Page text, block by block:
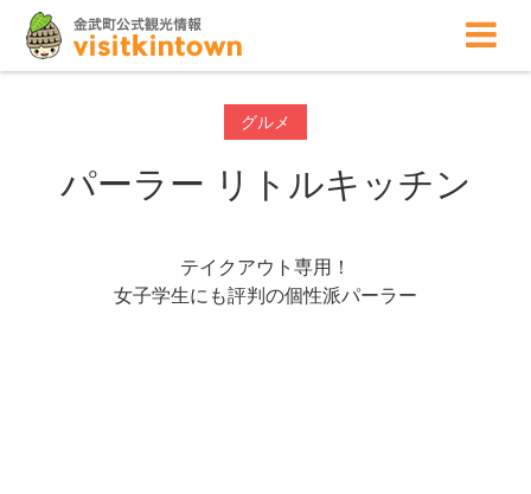
グルメ
パーラー リトルキッチン
テイクアウト専用！
女子学生にも評判の個性派パーラー